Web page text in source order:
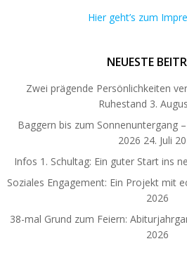
Hier geht’s zum
NEUESTE
Zwei prägende Persönlichkeiten
Ruhestand 3.
Baggern bis zum Sonnenuntergang
2026 24. Juli
Infos 1. Schultag: Ein guter Start ins
Soziales Engagement: Ein Projekt mit
2026
38-mal Grund zum Feiern:
2026